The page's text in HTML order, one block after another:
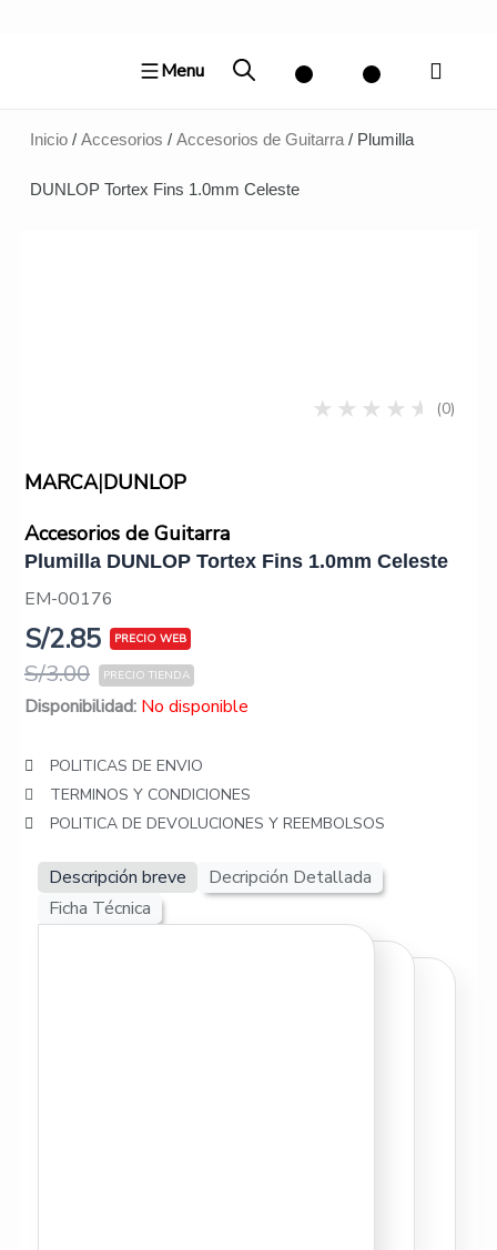
Menu
Inicio/ Accesorios / Accesorios de Guitarra/ Plumilla
DUNLOP Tortex Fins 1.0mm Celeste
(0)
MARCA|DUNLOP
Accesorios de Guitarra
Plumilla DUNLOP Tortex Fins 1.0mm Celeste
EM-00176
S/3.00
S/2.85
Disponibilidad: No disponible
POLITICAS DE ENVIO
TERMINOS Y CONDICIONES
POLITICA DE DEVOLUCIONES Y REEMBOLSOS
Descripción breve
Decripción Detallada
Ficha Técnica